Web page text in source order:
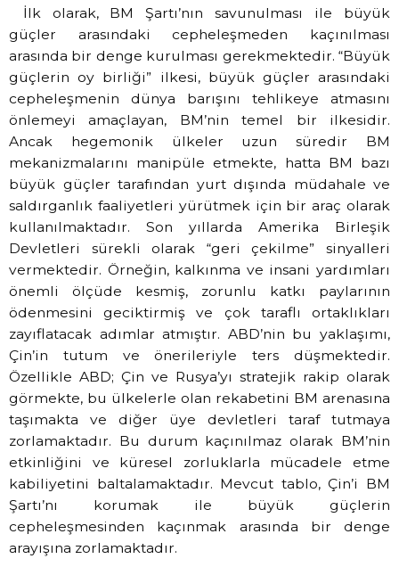
İlk olarak, BM Şartı’nın savunulması ile büyük
güçler arasındaki cepheleşmeden kaçınılması
arasında bir denge kurulması gerekmektedir. “Büyük
güçlerin oy birliği” ilkesi, büyük güçler arasındaki
cepheleşmenin dünya barışını tehlikeye atmasını
önlemeyi amaçlayan, BM’nin temel bir ilkesidir.
Ancak hegemonik ülkeler uzun süredir BM
mekanizmalarını manipüle etmekte, hatta BM bazı
büyük güçler tarafından yurt dışında müdahale ve
saldırganlık faaliyetleri yürütmek için bir araç olarak
kullanılmaktadır. Son yıllarda Amerika Birleşik
Devletleri sürekli olarak “geri çekilme” sinyalleri
vermektedir. Örneğin, kalkınma ve insani yardımları
önemli ölçüde kesmiş, zorunlu katkı paylarının
ödenmesini geciktirmiş ve çok taraflı ortaklıkları
zayıflatacak adımlar atmıştır. ABD’nin bu yaklaşımı,
Çin’in tutum ve önerileriyle ters düşmektedir.
Özellikle ABD; Çin ve Rusya’yı stratejik rakip olarak
görmekte, bu ülkelerle olan rekabetini BM arenasına
taşımakta ve diğer üye devletleri taraf tutmaya
zorlamaktadır. Bu durum kaçınılmaz olarak BM’nin
etkinliğini ve küresel zorluklarla mücadele etme
kabiliyetini baltalamaktadır. Mevcut tablo, Çin’i BM
Şartı’nı korumak ile büyük güçlerin
cepheleşmesinden kaçınmak arasında bir denge
arayışına zorlamaktadır.